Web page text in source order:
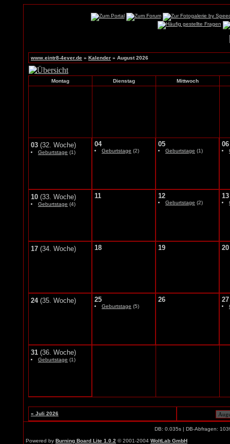
www.eintr8-4ever.de » Kalender » August 2026
Montag Dienstag Mittwoch
03 (32. Woche)
Geburtstage (1)
04
Geburtstage (2)
05
Geburtstage (1)
06
10 (33. Woche)
Geburtstage (4)
11 12
Geburtstage (2)
13
17 (34. Woche) 18 19 20
24 (35. Woche) 25
Geburtstage (5)
26 27
31 (36. Woche)
Geburtstage (1)
« Juli 2026
DB: 0.035s | DB-Abfragen:
Powered by Burning Board Lite 1.0.2 © 2001-2004 WoltLab GmbH